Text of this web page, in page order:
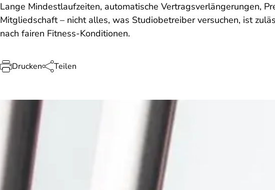
Lange Mindestlaufzeiten, automatische Vertragsverlängerungen,
Mitgliedschaft – nicht alles, was Studiobetreiber versuchen, ist
nach fairen Fitness-Konditionen.
Drucken Teilen